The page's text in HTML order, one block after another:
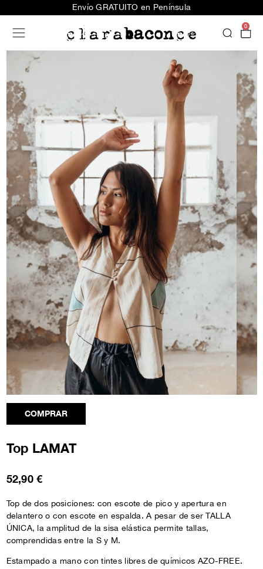
Envío GRATUITO en Península
0
Top LAMAT
52,90 €
Top de dos posiciones: con escote de pico y apertura en
delantero o con escote en espalda. A pesar de ser TALLA
ÚNICA, la amplitud de la sisa elástica permite tallas,
comprendidas entre la S y M.
Estampado a mano con tintes libres de químicos AZO-FREE.
COMPRAR